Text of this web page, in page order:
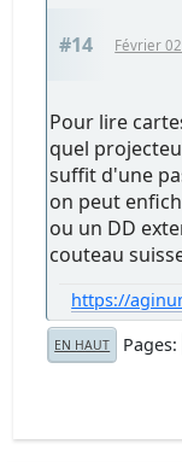
#14 Février
Pour lire
quel
suffit d'une
on peut
ou un DD
couteau
https://
EN HAUT Pages